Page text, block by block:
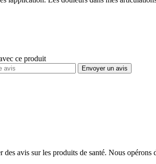
ce produit
Envoyer un avis
avis sur les produits de santé. Nous